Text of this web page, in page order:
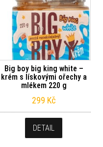
Big boy big king white –
krém s lískovými ořechy a
mlékem 220 g
299 Kč
DETAIL